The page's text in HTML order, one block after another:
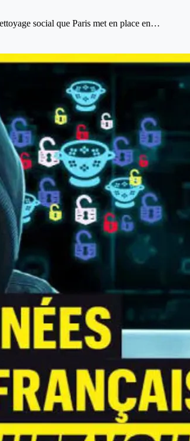
social que Paris met en place en…